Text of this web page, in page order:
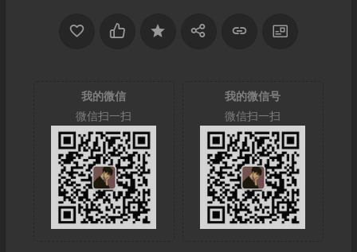
我的微信
微信扫一扫
我的微信号
微信扫一扫